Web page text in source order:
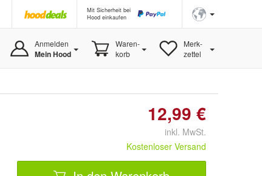
Mit Sicherheit bei
Hood einkaufen
Anmelden
Mein Hood
Waren-
korb
Merk-
zettel
12,99 €
inkl. MwSt.
Kostenloser Versand